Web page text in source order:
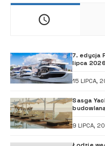
7. edycja
lipca
15 LIPCA,
Sasga
9 LIPCA,